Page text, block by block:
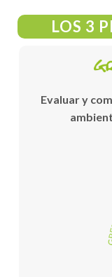
LOS 3
Evaluar y